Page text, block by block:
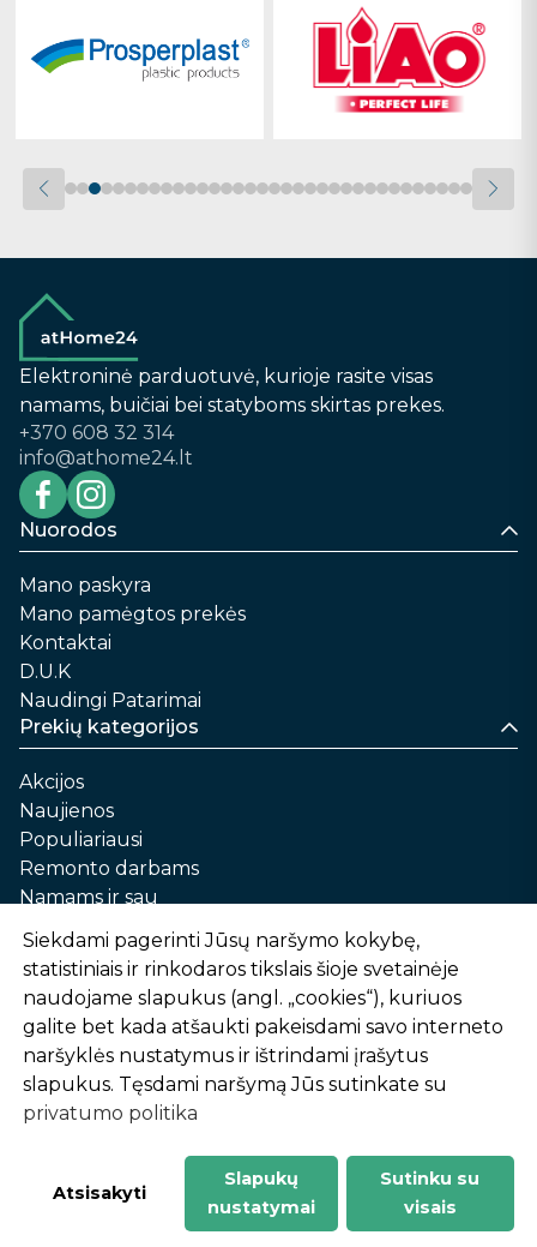
Elektroninė parduotuvė, kurioje rasite visas
namams, buičiai bei statyboms skirtas prekes.
+370 608 32 314
info@athome24.lt
Nuorodos
Mano paskyra
Mano pamėgtos prekės
Kontaktai
D.U.K
Naudingi Patarimai
Prekių kategorijos
Akcijos
Naujienos
Populiariausi
Remonto darbams
Namams ir sau
Automobilių priežiūrai
Sodui ir daržui
Informacija
Apie mus
Prekių pirkimo – pardavimo taisyklės
Prekių pristatymas ir atsiėmimas
Garantinis aptarnavimas ir prekių grąžinimas
Privatumo politika
AtHome24.lt © 2026 Visos teisės saugomos
Siekdami pagerinti Jūsų naršymo kokybę,
statistiniais ir rinkodaros tikslais šioje svetainėje
naudojame slapukus (angl. „cookies“), kuriuos
galite bet kada atšaukti pakeisdami savo interneto
naršyklės nustatymus ir ištrindami įrašytus
slapukus. Tęsdami naršymą Jūs sutinkate su
privatumo politika
Atsisakyti
Slapukų
nustatymai
Sutinku su
visais
-
1
2
%
n
u
o
l
a
i
d
a